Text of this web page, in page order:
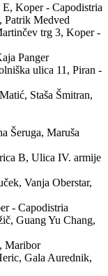
E, Koper - Capodistria
Patrik Medved
trg 3, Koper -
Panger
ulica 11, Piran -
Staša Šmitran,
Šeruga, Maruša
B, Ulica IV. armije
Vanja Oberstar,
- Capodistria
Guang Yu Chang,
Maribor
Gala Aurednik,